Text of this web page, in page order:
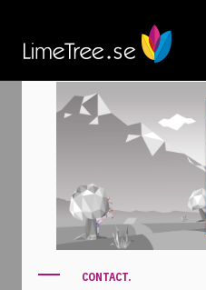
CONTACT.